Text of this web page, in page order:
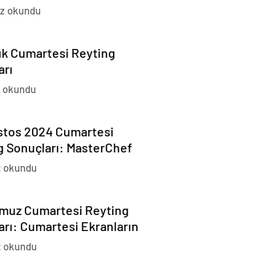
okundu
Cumartesi Reyting
okundu
2024 Cumartesi
Sonuçları: MasterChef
Olimpiyat
okundu
Cumartesi Reyting
Cumartesi Ekranların
Oldu!
okundu